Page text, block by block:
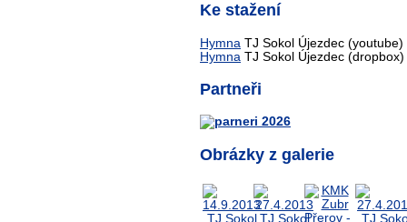
Ke stažení
Hymna TJ Sokol Újezdec (youtube)
Hymna TJ Sokol Újezdec (dropbox)
Partneři
Obrázky z galerie